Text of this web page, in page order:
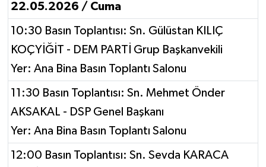
22.05.2026 / Cuma
10:30 Basın Toplantısı: Sn. Gülüstan KILIÇ
KOÇYİĞİT - DEM PARTİ Grup Başkanvekili
Yer: Ana Bina Basın Toplantı Salonu
11:30 Basın Toplantısı: Sn. Mehmet Önder
AKSAKAL - DSP Genel Başkanı
Yer: Ana Bina Basın Toplantı Salonu
12:00 Basın Toplantısı: Sn. Sevda KARACA